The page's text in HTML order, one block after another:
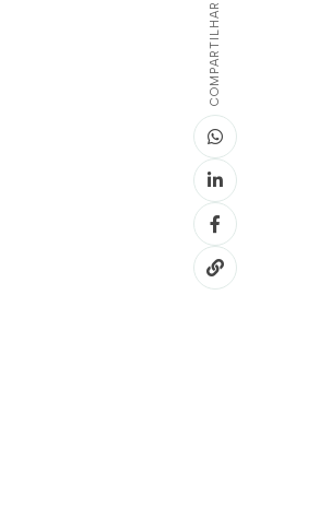
COMPARTILHAR